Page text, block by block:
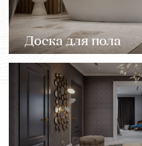
Доска для пола